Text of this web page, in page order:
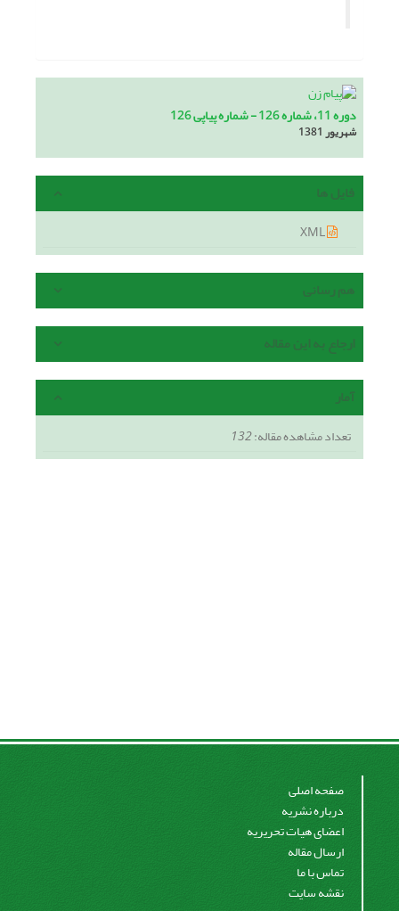
دوره 11، شماره 126 - شماره پیاپی 126
شهریور 1381
فایل ها
هم رسانی
ارجاع به این مقاله
آمار
تعداد مشاهده مقاله:132
صفحه اصلی
درباره نشریه
اعضای هیات تحریریه
ارسال مقاله
تماس با ما
نقشه سایت